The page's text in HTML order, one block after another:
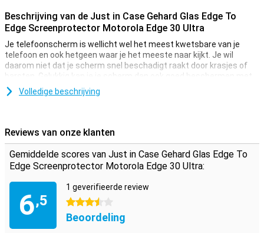
Beschrijving van de Just in Case Gehard Glas Edge To
Edge Screenprotector Motorola Edge 30 Ultra
Je telefoonscherm is wellicht wel het meest kwetsbare van je
telefoon en ook hetgeen waar je het meeste naar kijkt. Je wil
daarom niet dat je scherm snel beschadigt raakt door krasjes of
barsten. Gelukkig kan je je scherm dan ook goed beschermen met
een screenprotector.
Alles afgedekt
Met een scherm waarbij de randen licht afbuigen, is een edge-to-
edge screenprotector een ideale oplossing om de complete
voorkant af te dekken. Zo is de voorkant van je toestel compleet
beschermd.
Volledige beschrijving
Reviews van onze klanten
Gemiddelde scores van Just in Case Gehard Glas Edge To
Edge Screenprotector Motorola Edge 30 Ultra:
6,5
1 geverifieerde review
3.5 sterren
Beoordeling